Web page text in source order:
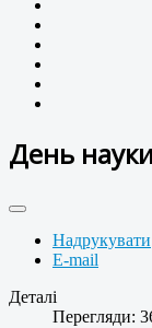
День
Надрукувати
E-mail
Деталі
Перегляди: